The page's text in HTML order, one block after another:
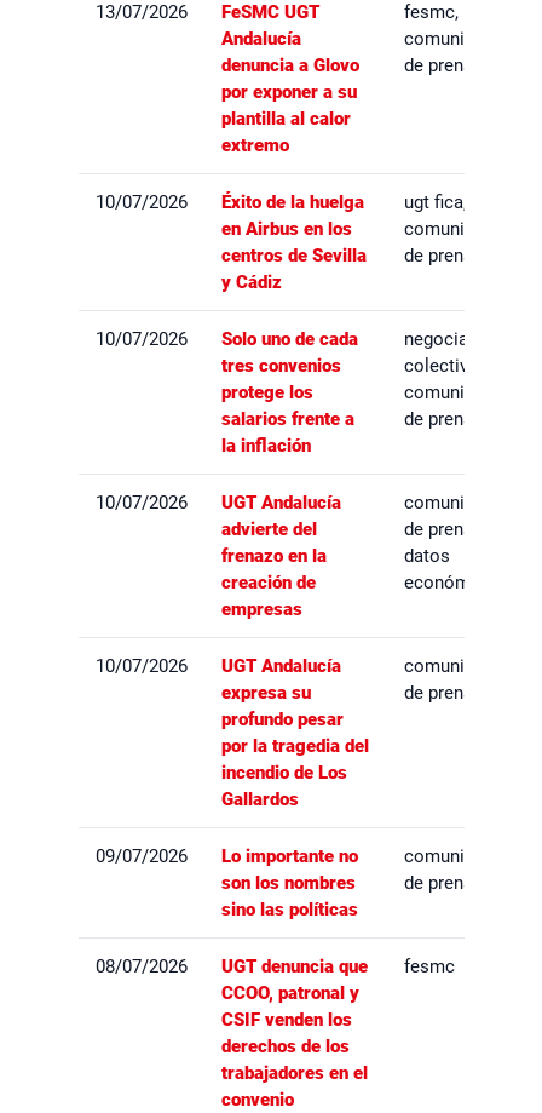
13/07/2026
FeSMC UGT
Andalucía
denuncia a Glovo
por exponer a su
plantilla al calor
extremo
fesmc,
comunicados
de prensa
10/07/2026
Éxito de la huelga
en Airbus en los
centros de Sevilla
y Cádiz
ugt fica,
comunicados
de prensa
10/07/2026
Solo uno de cada
tres convenios
protege los
salarios frente a
la inflación
negociación
colectiva,
comunicados
de prensa
10/07/2026
UGT Andalucía
advierte del
frenazo en la
creación de
empresas
comunicados
de prensa,
datos
económicos
10/07/2026
UGT Andalucía
expresa su
profundo pesar
por la tragedia del
incendio de Los
Gallardos
comunicados
de prensa
09/07/2026
Lo importante no
son los nombres
sino las políticas
comunicados
de prensa
08/07/2026
UGT denuncia que
CCOO, patronal y
CSIF venden los
derechos de los
trabajadores en el
convenio
fesmc